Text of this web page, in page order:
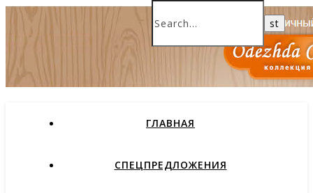
ГЛАВНАЯ
СПЕЦПРЕДЛОЖЕНИЯ